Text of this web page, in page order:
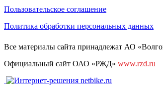
Пользовательское соглашение
Политика обработки персональных данных
Все материалы сайта принадлежат АО
Официальный сайт ОАО «РЖД» www.rzd.ru